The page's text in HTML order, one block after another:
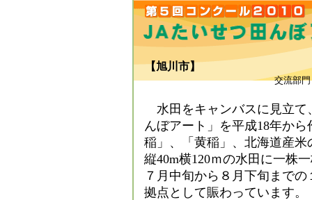
【旭川市】
（
交流部門
水田をキャンバスに見立て
んぼアート」を平成18年か
稲」、「黄稲」、北海道産
縦40m横120ｍの水田に一株
７月中旬から８月下旬まで
拠点として賑わっています。